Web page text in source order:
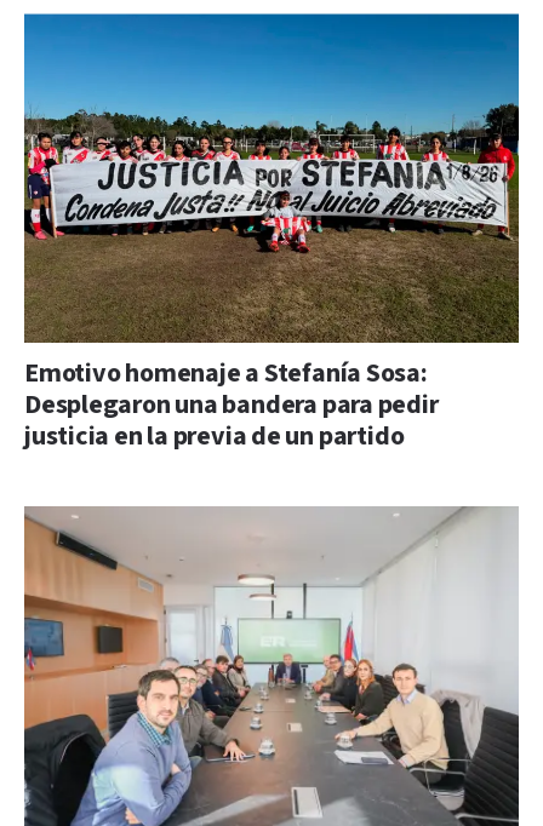
Emotivo homenaje a Stefanía Sosa:
Desplegaron una bandera para pedir
justicia en la previa de un partido